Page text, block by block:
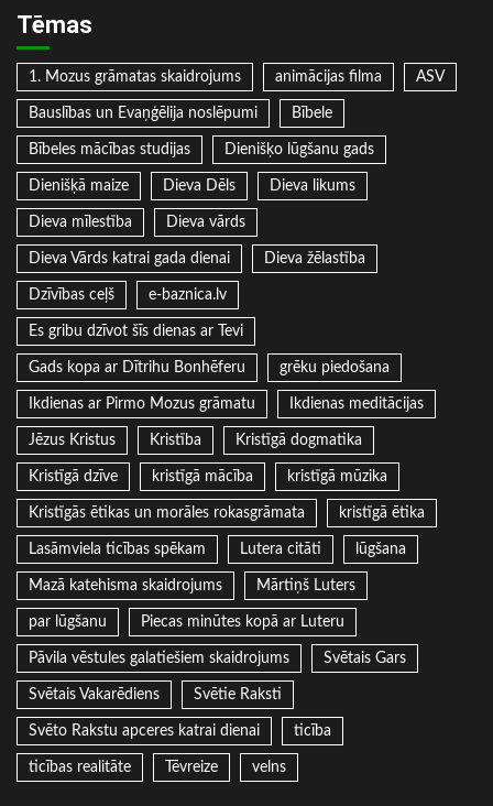
Tēmas
1. Mozus grāmatas skaidrojums animācijas filma ASV
Bauslības un Evaņģēlija noslēpumi Bībele
Bībeles mācības studijas Dienišķo lūgšanu gads
Dienišķā maize Dieva Dēls Dieva likums
Dieva mīlestība Dieva vārds
Dieva Vārds katrai gada dienai Dieva žēlastība
Dzīvības ceļš e-baznica.lv
Es gribu dzīvot šīs dienas ar Tevi
Gads kopa ar Dītrihu Bonhēferu grēku piedošana
Ikdienas ar Pirmo Mozus grāmatu Ikdienas meditācijas
Jēzus Kristus Kristība Kristīgā dogmatika
Kristīgā dzīve kristīgā mācība kristīgā mūzika
Kristīgās ētikas un morāles rokasgrāmata kristīgā ētika
Lasāmviela ticības spēkam Lutera citāti lūgšana
Mazā katehisma skaidrojums Mārtiņš Luters
par lūgšanu Piecas minūtes kopā ar Luteru
Pāvila vēstules galatiešiem skaidrojums Svētais Gars
Svētais Vakarēdiens Svētie Raksti
Svēto Rakstu apceres katrai dienai ticība
ticības realitāte Tēvreize velns